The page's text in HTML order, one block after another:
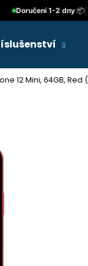
Doručení 1-2 dny📦|
12 Mini, 64GB, Red
Co